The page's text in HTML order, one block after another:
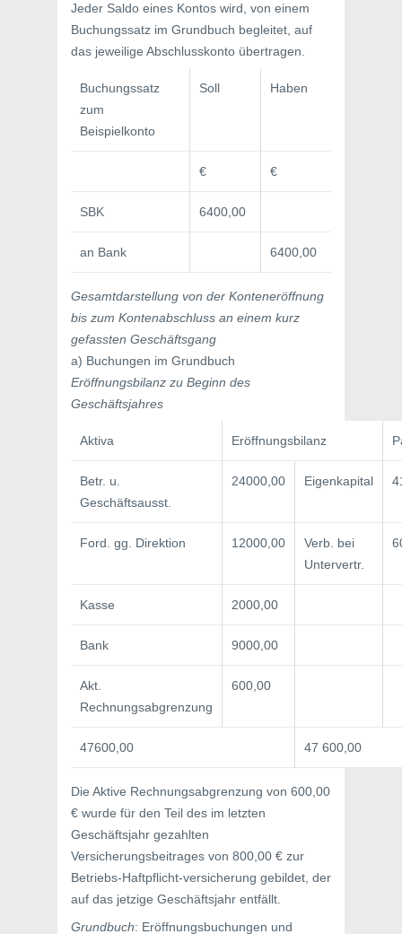
Jeder Saldo eines Kontos wird, von einem
Buchungssatz im Grundbuch begleitet, auf
das jeweilige Abschlusskonto übertragen.
Buchungssatz
zum
Beispielkonto
Soll Haben
€ €
SBK 6400,00
an Bank 6400,00
Gesamtdarstellung von der Konteneröffnung
bis zum Kontenabschluss an einem kurz
gefassten Geschäftsgang
a) Buchungen im Grundbuch
Eröffnungsbilanz zu Beginn des
Geschäftsjahres
Aktiva Eröffnungsbilanz
Betr. u.
Geschäftsausst.
24000,00 Eigenkapital
Ford. gg. Direktion 12000,00
Verb. bei
Untervertr.
Kasse 2000,00
Bank 9000,00
Akt.
Rechnungsabgrenzung
600,00
47600,00 47 600,00
Die Aktive Rechnungsabgrenzung von 600,00
€ wurde für den Teil des im letzten
Geschäftsjahr gezahlten
Versicherungsbeitrages von 800,00 € zur
Betriebs-Haftpflicht-versicherung gebildet, der
auf das jetzige Geschäftsjahr entfällt.
Grundbuch: Eröffnungsbuchungen und